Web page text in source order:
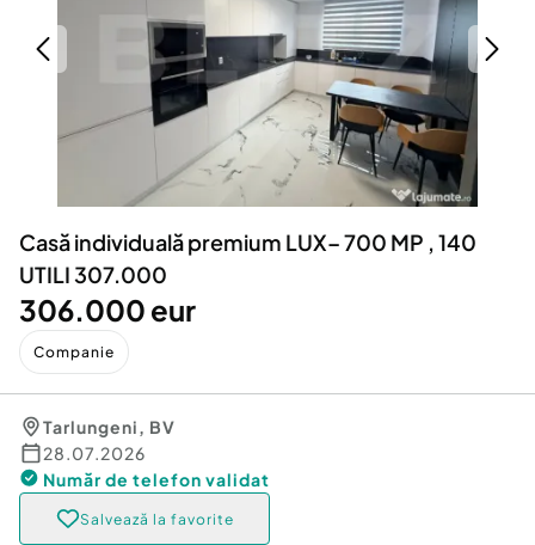
Servicii
Animale de companie
Afaceri și echipamente profesionale
Inchiriere Bunuri si Vehicule
Utilaje agricole si industriale
Piese auto si accesorii
Casă individuală premium LUX– 700 MP , 140
UTILI 307.000
306.000 eur
Companie
Tarlungeni, BV
28.07.2026
Număr de telefon validat
Salvează la favorite